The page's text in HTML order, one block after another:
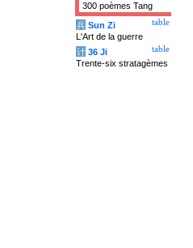
300 poèmes Tang
table
兵 Sun Zi
L'Art de la guerre
table
计 36 Ji
Trente-six stratagèmes